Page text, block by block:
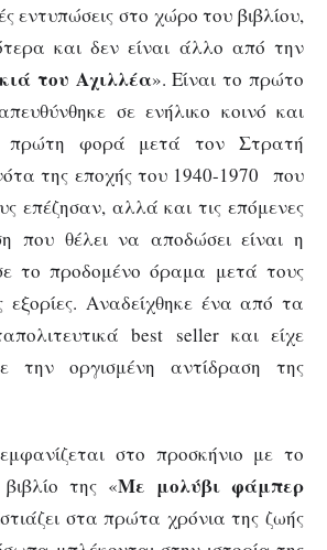
εντυπώσεις στο χώρο του βιβλίου,
και δεν είναι άλλο από την
του Αχιλλέα». Είναι το πρώτο
σε ενήλικο κοινό και
πρώτη φορά μετά τον Στρατή
της εποχής του 1940-1970 που
επέζησαν, αλλά και τις επόμενες
που θέλει να αποδώσει είναι η
το προδομένο όραμα μετά τους
εξορίες. Αναδείχθηκε ένα από τα
best seller και είχε
την οργισμένη αντίδραση της
στο προσκήνιο με το
της «Με μολύβι φάμπερ
στα πρώτα χρόνια της ζωής